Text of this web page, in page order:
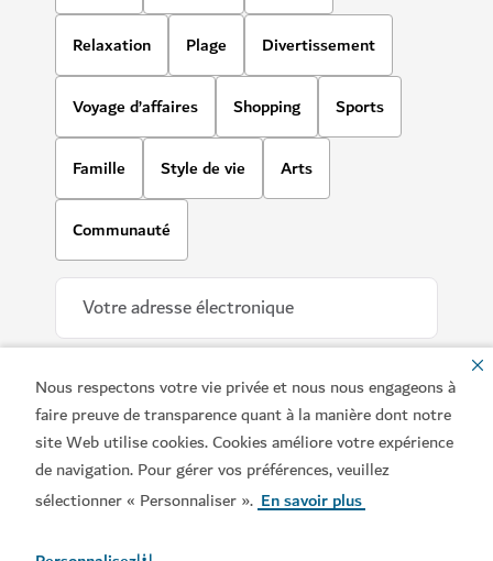
Nous respectons votre vie privée et nous nous engageons à
faire preuve de transparence quant à la manière dont notre
site Web utilise cookies. Cookies améliore votre expérience
de navigation. Pour gérer vos préférences, veuillez
sélectionner « Personnaliser ». En savoir plus
Relaxation Plage Divertissement
Voyage d’affaires Shopping Sports
Famille Style de vie Arts
Communauté
Téléchargez nos applis